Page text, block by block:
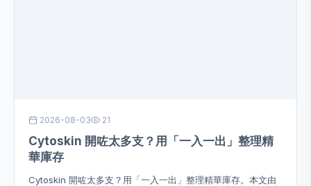
2026-08-03 21
Cytoskin 開咗太多支？用「一入一出」整理精
華庫存
Cytoskin 開咗太多支？用「一入一出」整理精華庫存。本文由